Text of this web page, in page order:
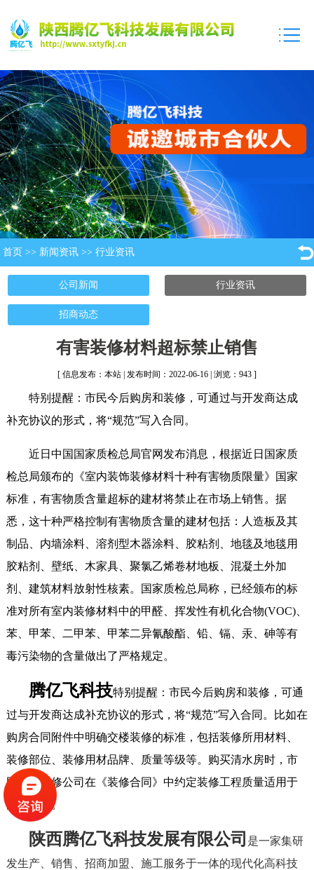
首页 >> 新闻资讯 >> 行业资讯
公司新闻 行业资讯
招商动态
有害装修材料超标禁止销售
[ 信息发布：本站 | 发布时间：2022-06-16 | 浏览：943 ]
特别提醒：市民今后购房和装修，可通过与开发商达成
补充协议的形式，将“规范”写入合同。
近日中国国家质检总局官网发布消息，根据近日国家质
检总局颁布的《室内装饰装修材料十种有害物质限量》国家
标准，有害物质含量超标的建材将禁止在市场上销售。据
悉，这十种严格控制有害物质含量的建材包括：人造板及其
制品、内墙涂料、溶剂型木器涂料、胶粘剂、地毯及地毯用
胶粘剂、壁纸、木家具、聚氯乙烯卷材地板、混凝土外加
剂、建筑材料放射性核素。国家质检总局称，已经颁布的标
准对所有室内装修材料中的甲醛、挥发性有机化合物(VOC)、
苯、甲苯、二甲苯、甲苯二异氰酸酯、铅、镉、汞、砷等有
毒污染物的含量做出了严格规定。
腾亿飞科技特别提醒：市民今后购房和装修，可通
过与开发商达成补充协议的形式，将“规范”写入合同。比如在
购房合同附件中明确交楼装修的标准，包括装修所用材料、
装修部位、装修用材品牌、质量等级等。购买清水房时，市
民应与装修公司在《装修合同》中约定装修工程质量适用于
国家标准。
陕西腾亿飞科技发展有限公司 是一家集研
发生产、销售、招商加盟、施工服务于一体的现代化高科技